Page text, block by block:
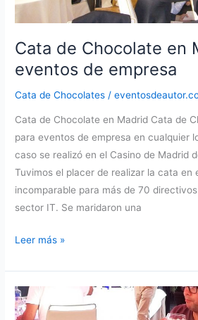
Cata de Chocolate en
eventos de empresa
Cata de Chocolates /
Cata de Chocolate en Madrid Cata de
para eventos de empresa en cualquier
caso se realizó en el Casino de Madrid
Tuvimos el placer de realizar la cata en
incomparable para más de 70
sector IT. Se maridaron una
Cata
Chocolate
en
Madrid
Leer más »